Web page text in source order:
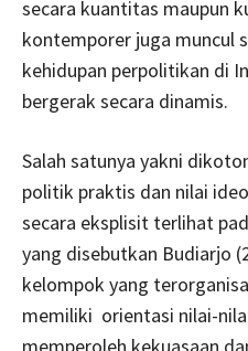
secara kuantitas maupun
kontemporer juga muncul
kehidupan perpolitikan di
bergerak secara dinamis.
Salah satunya yakni
politik praktis dan nilai
secara eksplisit terlihat
yang disebutkan Budiarjo
kelompok yang
memiliki orientasi nilai-
memperoleh kekuasaan